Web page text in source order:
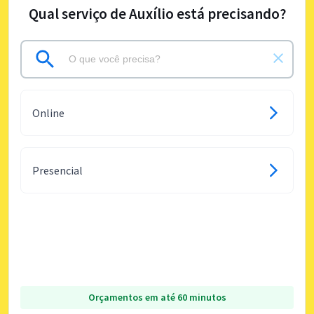
Qual serviço de Auxílio está precisando?
Online
Presencial
Orçamentos em até 60 minutos